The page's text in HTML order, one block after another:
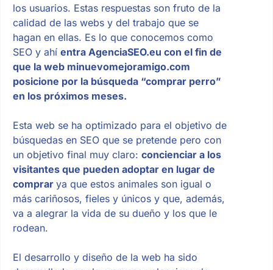
los usuarios. Estas respuestas son fruto de la
calidad de las webs y del trabajo que se
hagan en ellas. Es lo que conocemos como
SEO y ahí entra AgenciaSEO.eu con el fin de
que la web minuevomejoramigo.com
posicione por la búsqueda “comprar perro”
en los próximos meses.
Esta web se ha optimizado para el objetivo de
búsquedas en SEO que se pretende pero con
un objetivo final muy claro: concienciar a los
visitantes que pueden adoptar en lugar de
comprar ya que estos animales son igual o
más cariñosos, fieles y únicos y que, además,
va a alegrar la vida de su dueño y los que le
rodean.
El desarrollo y diseño de la web ha sido